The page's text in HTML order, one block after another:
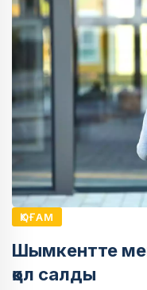
ҚОҒАМ
Шымкентте
қол салды